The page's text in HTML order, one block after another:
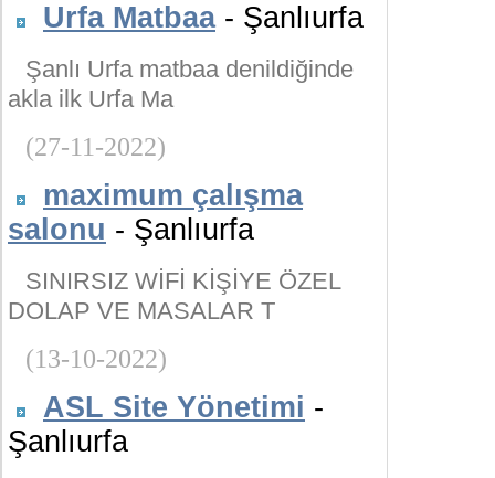
Urfa Matbaa- Şanlıurfa
Şanlı Urfa matbaa denildiğinde
akla ilk Urfa Ma
(27-11-2022)
maximum çalışma
salonu - Şanlıurfa
SINIRSIZ WİFİ KİŞİYE ÖZEL
DOLAP VE MASALAR T
(13-10-2022)
ASL Site Yönetimi -
Şanlıurfa